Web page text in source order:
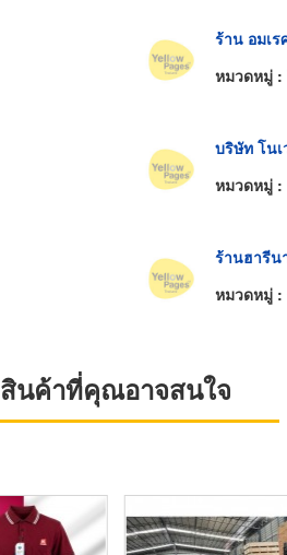
ร้าน อมเร
หมวดหมู่ :
บริษัท โน
หมวดหมู่ :
ร้านฮารีน
หมวดหมู่ :
สินค้าที่คุณอาจสนใจ